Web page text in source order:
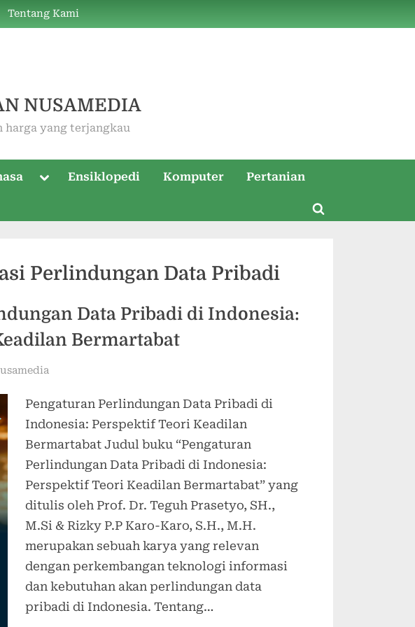
Tentang Kami
NUSAMEDIA
harga yang terjangkau
ToggleEnsiklopedi Komputer Pertanian
Toggle
Perlindungan Data Pribadi
Data Pribadi di Indonesia:
Bermartabat
Pengaturan Perlindungan Data Pribadi di
Indonesia: Perspektif Teori Keadilan
Bermartabat Judul buku “Pengaturan
Perlindungan Data Pribadi di Indonesia:
Perspektif Teori Keadilan Bermartabat” yang
ditulis oleh Prof. Dr. Teguh Prasetyo, SH.,
M.Si & Rizky P.P Karo-Karo, S.H., M.H.
merupakan sebuah karya yang relevan
dengan perkembangan teknologi informasi
dan kebutuhan akan perlindungan data
pribadi di Indonesia. Tentang…